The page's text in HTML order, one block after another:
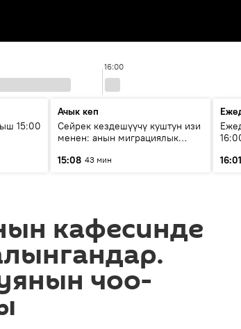
16:00
15:00
Ачык кеп
Сейрек кездешүүчү куштун изи
менен: анын миграциялык
15:08 43 мин
16:01
кафесинде
чоо-